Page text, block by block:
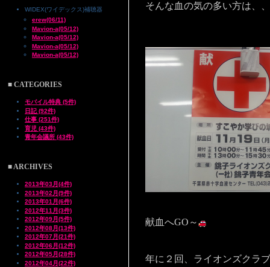
WIDEX(ワイデックス)補聴器
erew(06/11)
Mavion-a(05/12)
Mavion-a(05/12)
Mavion-a(05/12)
Mavion-a(05/12)
■ CATEGORIES
モバイル特典 (5件)
日記 (92件)
仕事 (251件)
育児 (43件)
青年会議所 (43件)
■ ARCHIVES
2013年03月(4件)
2013年02月(9件)
2013年01月(6件)
2012年11月(3件)
2012年09月(5件)
2012年08月(13件)
2012年07月(21件)
2012年06月(12件)
2012年05月(28件)
2012年04月(22件)
そんな血の気の多い方は、
献血へGO～
年に２回、ライオンズクラ